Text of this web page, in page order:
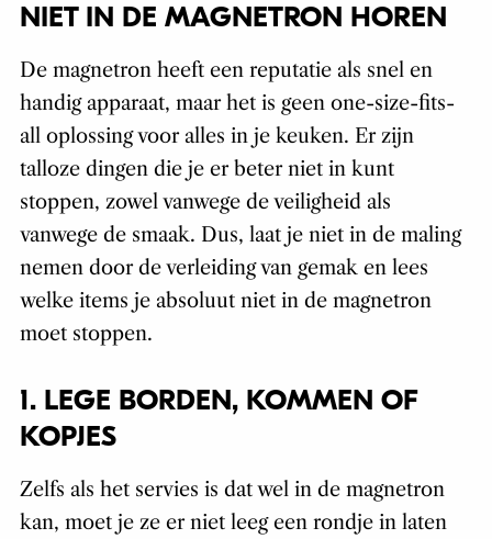
NIET IN DE MAGNETRON HOREN
De magnetron heeft een reputatie als snel en
handig apparaat, maar het is geen one-size-fits-
all oplossing voor alles in je keuken. Er zijn
talloze dingen die je er beter niet in kunt
stoppen, zowel vanwege de veiligheid als
vanwege de smaak. Dus, laat je niet in de maling
nemen door de verleiding van gemak en lees
welke items je absoluut niet in de magnetron
moet stoppen.
1. LEGE BORDEN, KOMMEN OF
KOPJES
Zelfs als het servies is dat wel in de magnetron
kan, moet je ze er niet leeg een rondje in laten